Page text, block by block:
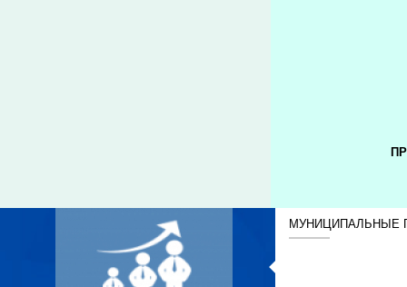
МУНИЦИПАЛЬНЫЕ